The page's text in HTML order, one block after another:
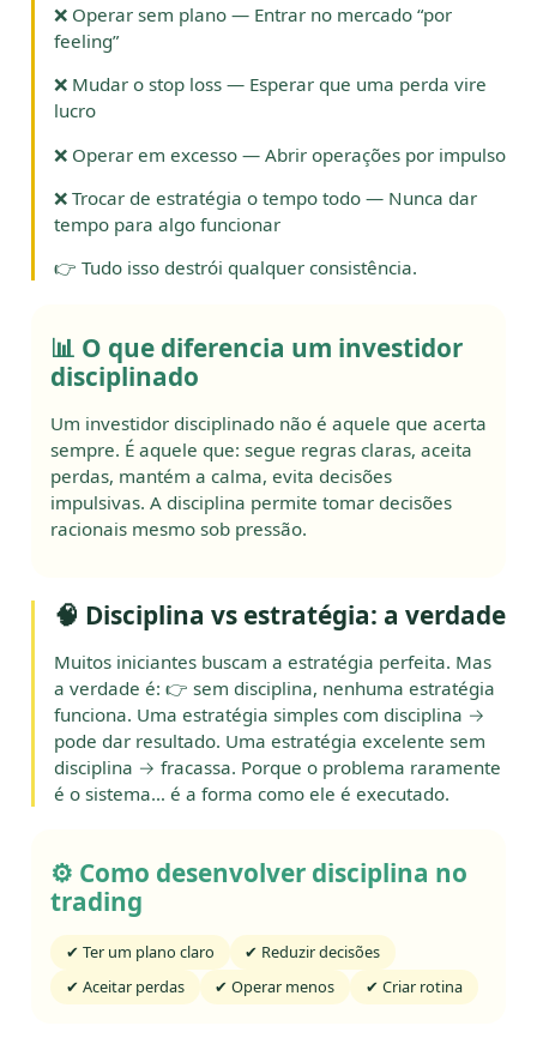
❌ Operar sem plano — Entrar no mercado “por
feeling”
❌ Mudar o stop loss — Esperar que uma perda vire
lucro
❌ Operar em excesso — Abrir operações por impulso
❌ Trocar de estratégia o tempo todo — Nunca dar
tempo para algo funcionar
👉 Tudo isso destrói qualquer consistência.
📊 O que diferencia um investidor
disciplinado
Um investidor disciplinado não é aquele que acerta
sempre. É aquele que: segue regras claras, aceita
perdas, mantém a calma, evita decisões
impulsivas. A disciplina permite tomar decisões
racionais mesmo sob pressão.
🧠 Disciplina vs estratégia: a verdade
Muitos iniciantes buscam a estratégia perfeita. Mas
a verdade é: 👉 sem disciplina, nenhuma estratégia
funciona. Uma estratégia simples com disciplina →
pode dar resultado. Uma estratégia excelente sem
disciplina → fracassa. Porque o problema raramente
é o sistema… é a forma como ele é executado.
⚙️ Como desenvolver disciplina no
trading
✔ Ter um plano claro
✔ Reduzir decisões
✔ Aceitar perdas
✔ Operar menos ✔ Criar rotina